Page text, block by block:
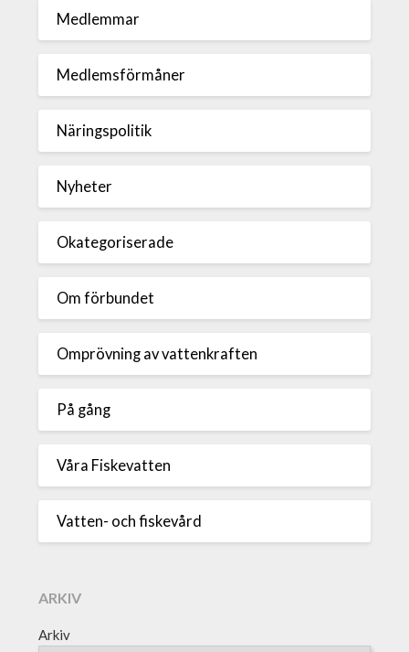
Medlemmar
Medlemsförmåner
Näringspolitik
Nyheter
Okategoriserade
Om förbundet
Omprövning av vattenkraften
På gång
Våra Fiskevatten
Vatten- och fiskevård
ARKIV
Arkiv